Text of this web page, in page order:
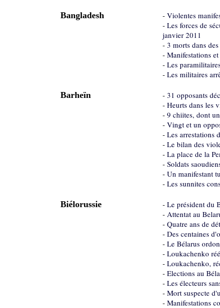
Bangladesh - Violentes
- Les forces de
janvier 2011
- 3 morts dans
- Manifestations
- Les
- Les militaires
Barheïn - 31 opposants
- Heurts dans les
- 9 chiites, dont
- Vingt et un
- Les arrestations
- Le bilan des
- La place de la
- Soldats
- Un manifestant
- Les sunnites
Biélorussie - Le président du
- Attentat au
- Quatre ans de
- Des centaines
- Le Bélarus
- Loukachenko
- Loukachenko,
- Elections au
- Les électeurs
- Mort suspecte
- Manifestations